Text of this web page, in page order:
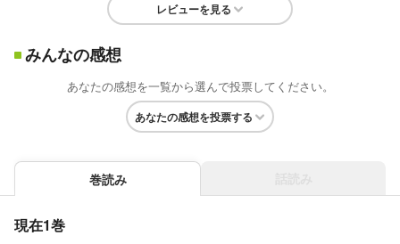
レビューを見る
みんなの感想
あなたの感想を一覧から選んで投票してください。
あなたの感想を投票する
巻読み
現在1巻